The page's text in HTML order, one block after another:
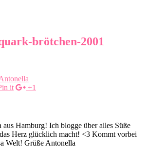
brötchen-2001
it +1
Hamburg! Ich blogge über alles Süße
Herz glücklich macht! <3 Kommt vorbei
Welt! Grüße Antonella